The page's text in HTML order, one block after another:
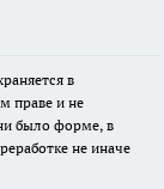
в
праве и не
было форме, в
не иначе